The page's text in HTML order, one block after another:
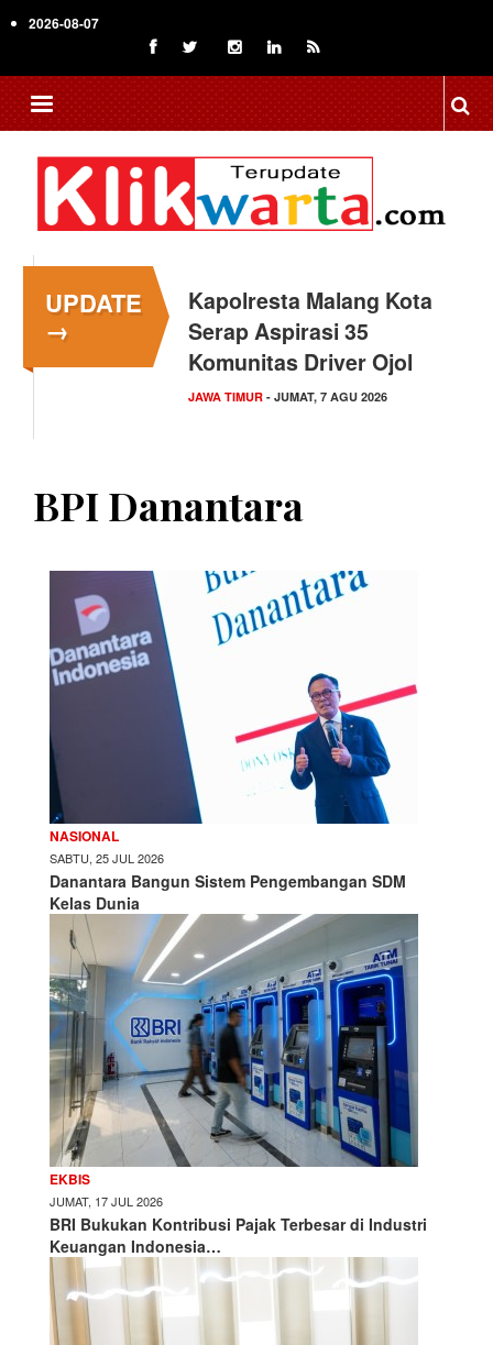
to
content
2026-08-07
UPDATE
→
Kapolresta Malang Kota
Serap Aspirasi 35
Komunitas Driver Ojol
JAWA TIMUR - JUMAT, 7 AGU 2026
BPI Danantara
NASIONAL
SABTU, 25 JUL 2026
Danantara Bangun Sistem Pengembangan SDM
Kelas Dunia
EKBIS
JUMAT, 17 JUL 2026
BRI Bukukan Kontribusi Pajak Terbesar di Industri
Keuangan Indonesia…